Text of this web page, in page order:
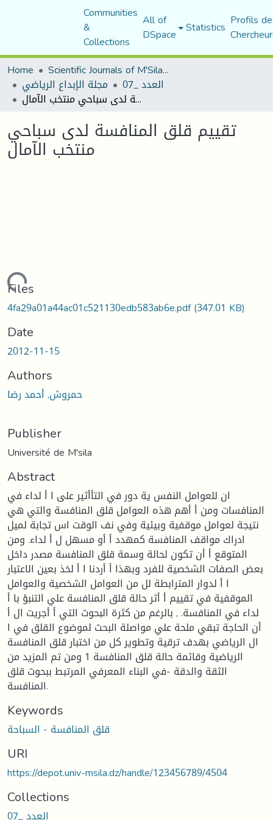
Communities
&
Collections
All of
DSpace Statistics Profils
Home
Scientific Journals of M'Sila University
مجلة الإبداع الرياضي العدد _07
تقييم قلق المنافسة لدى سباحي منتخب الآمال
تقييم قلق المنافسة لدى سباحي
منتخب الآمال
Loading...
Files
4fa29a01a44ac01c521130edb583ab6e.pdf(347.01 KB)
Date
2012-11-15
Authors
حمروش, أحمد رضا
Publisher
Université de M'sila
Abstract
ان للعوامل النفس ية دور في التأأثير على ا أ لداء في
المنافسات ومن أ أهم هذه العوامل قلق المنافسة والتي هي
نتيجة لعوامل موقفية وبيئية وفي نف الوقت اس تجابة لميل
ادراك مواقف المنافسة كمهدد أ أو مسهل ل أ لداء. ومن
المتوقع أ أن تكون لحالة وسمة قلق المنافسة مصدر داخل
بعض الصفات الشخصية للفرد وبهذا أ أردنا ا أ لخذ بعين الاعتبار
ا أ لدوار المترابطة لل من العوامل الشخصية والعوامل
الموقفية في تقييم أ أثر حالة قلق المنافسة علي التنبؤ با أ
لداء في المنافسة. , بالرغم من كثرة البحوث التي أ أجريت ال أ
أن الحاجة تبقي ملحة علي مواصلة البحث لموضوع القلق في ا
ال الرياضي بهدف ترقية وتطوير كل من اختبار قلق المنافسة
الرياضية وقائمة حالة قلق المنافسة 1 ومن تم المزيد من
الثقة والدقة -في البناء المعرفي المرتبط ببحوث قلق
المنافسة.
Keywords
قلق المنافسة - السباحة
URI
https://depot.univ-msila.dz/handle/123456789/4504
Collections
العدد _07